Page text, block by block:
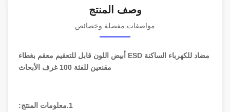
وصف المنتج
مواصفات مفصلة وخصائص
مضاد للكهرباء الساكنة ESD أبيض اللون قابل للتعقيم معقم بغطاء
مقنعين للفئة 100 غرف الأبحاث